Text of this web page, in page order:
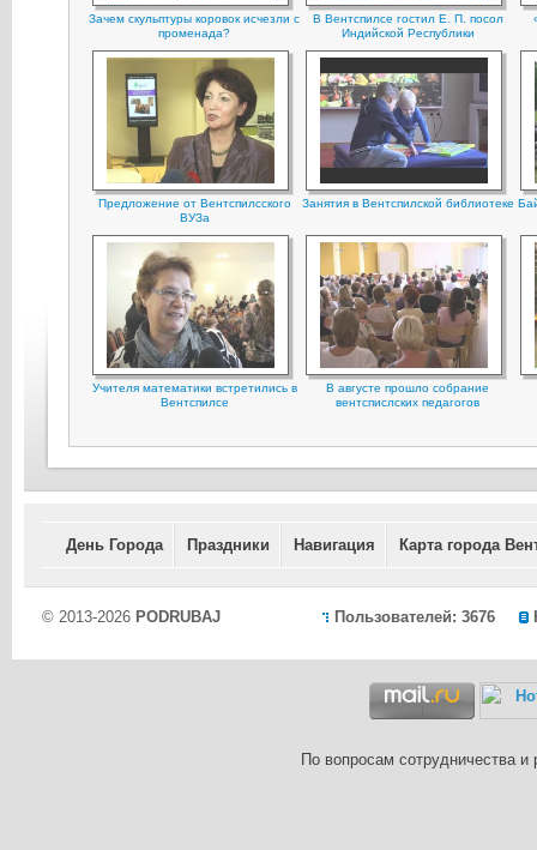
Зачем скульптуры коровок исчезли с
променада?
В Вентспилсе гостил Е. П. посол
Индийской Республики
Предложение от Вентспилсского
ВУЗа
Занятия в Вентспилской библиотеке
Учителя математики встретились в
Вентспилсе
В августе прошло собрание
вентспислских педагогов
День Города Праздники Навигация Карта города
Пользователей: 3676
© 2013-2026 PODRUBAJ
По вопросам сотрудничества